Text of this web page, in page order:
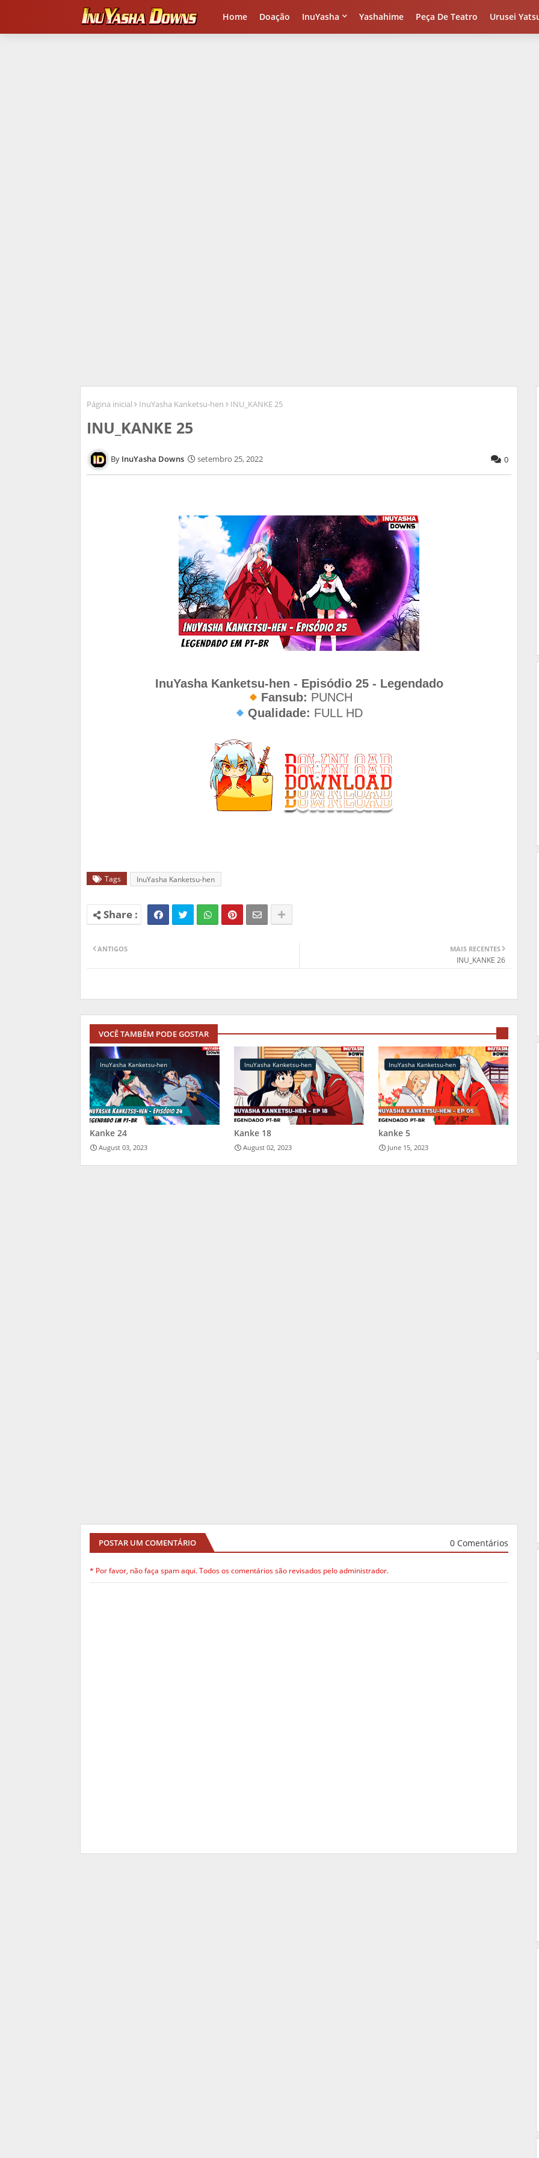
Home Doação InuYasha Yashahime Peça De Teatro Urusei
Página inicial InuYasha Kanketsu-hen INU_KANKE 25
INU_KANKE 25
InuYasha Downs setembro 25, 2022 0
InuYasha Kanketsu-hen - Episódio 25 - Legendado
🔸 Fansub: PUNCH
🔹 Qualidade: FULL HD
Tags InuYasha Kanketsu-hen
MAIS RECENTES
INU_KANKE 26
ANTIGOS
VOCÊ TAMBÉM PODE GOSTAR
InuYasha Kanketsu-hen
Kanke 24
August 03, 2023
InuYasha Kanketsu-hen
Kanke 18
August 02, 2023
InuYasha Kanketsu-hen
kanke 5
June 15, 2023
POSTAR UM COMENTÁRIO 0 Comentários
* Por favor, não faça spam aqui. Todos os comentários são revisados pelo administrador.